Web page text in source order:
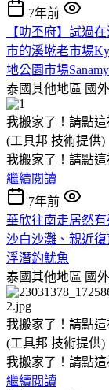
7年前
【叻丕府】試過
市的溪墘老市場
地公園市場
泰國其他地區 國
我搬家了！請點這
(工具邦 技術提供)
我搬家了！請點這
繼續閱讀
7年前
華欣往南走居然
沙白沙灘、親近
浮潛釣魷魚
泰國其他地區 國
我搬家了！請點這
(工具邦 技術提供)
我搬家了！請點這
繼續閱讀